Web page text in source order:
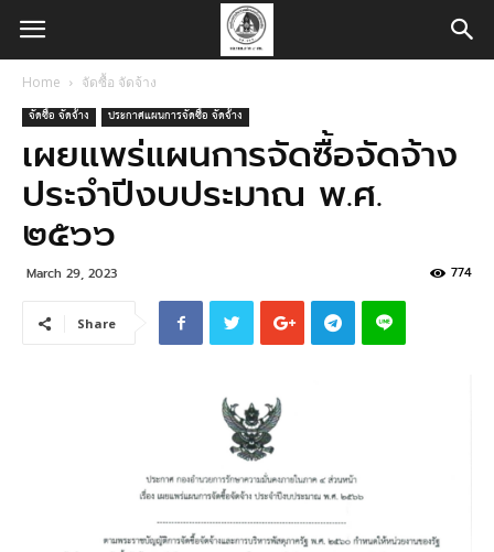
Home จัดซื้อ จัดจ้าง
จัดซื้อ จัดจ้าง ประกาศแผนการจัดซื้อ จัดจ้าง
เผยแพร่แผนการจัดซื้อจัดจ้าง
ประจำปีงบประมาณ พ.ศ.
๒๕๖๖
March 29, 2023 774
Share